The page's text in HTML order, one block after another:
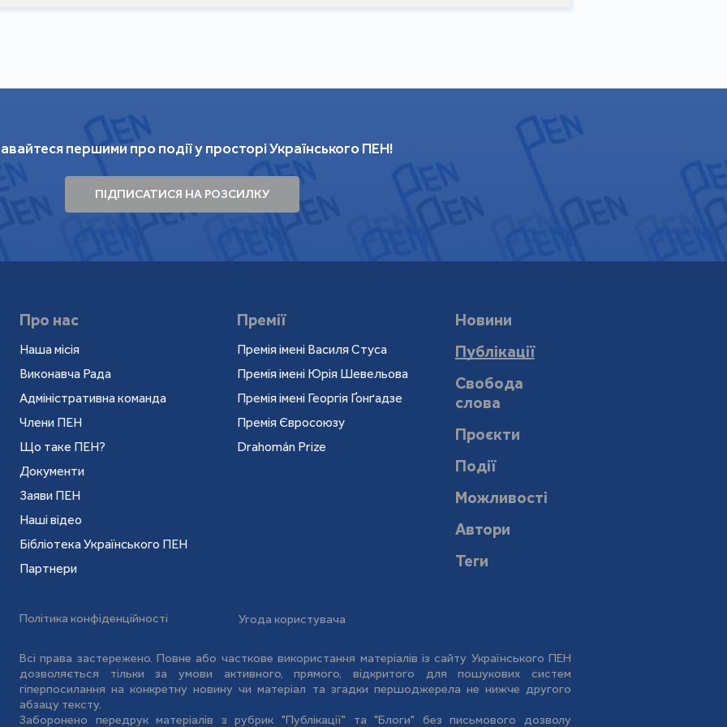
першими про події у просторі Українського ПЕН!
ПІДПИСАТИСЯ НА РОЗСИЛКУ
Про нас
Наша місія
Виконавча Рада
Адміністративна команда
Члени ПЕН
Що таке ПЕН?
Документи
Заяви ПЕН
Наші відео
Бібліотека Українського ПЕН
Партнери
Премії
Премія імені Василя Стуса
Премія імені Юрія Шевельова
Премія імені Георгія Ґонґадзе
Премія Євросоюзу
Drahomán Prize
Новини
Публікації
Свобода
слова
Проєкти
Події
Можливості
Автори
Теги
Політика конфіденційності Угода користувача
Всі права застережено. Повне або часткове використання матеріалів із сайту Українського ПЕН
дозволяється тільки за умови активного, прямого, відкритого для пошукових систем
гіперпосилання на конкретну новину чи матеріал та згадки першоджерела не нижче другого
абзацу тексту.
Заборонено передрук матеріалів з рубрик "Публікації" та "Блоги" без письмового дозволу